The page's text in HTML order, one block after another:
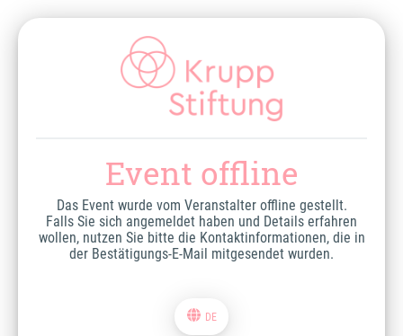
Event offline
Das Event wurde vom Veranstalter offline gestellt.
Falls Sie sich angemeldet haben und Details erfahren
wollen, nutzen Sie bitte die Kontaktinformationen, die in
der Bestätigungs-E-Mail mitgesendet wurden.
DE